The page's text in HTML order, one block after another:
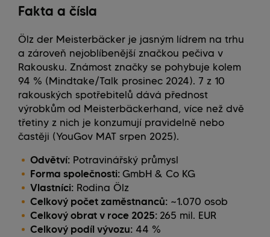
Fakta a čísla
Ölz der Meisterbäcker je jasným lídrem na trhu
a zároveň nejoblíbenější značkou pečiva v
Rakousku. Známost značky se pohybuje kolem
94 % (Mindtake/Talk prosinec 2024). 7 z 10
rakouských spotřebitelů dává přednost
výrobkům od Meisterbäckerhand, více než dvě
třetiny z nich je konzumují pravidelně nebo
častěji (YouGov MAT srpen 2025).
Odvětví: Potravinářský průmysl
Forma společnosti: GmbH & Co KG
Vlastníci: Rodina Ölz
Celkový počet zaměstnanců: ~1.070 osob
Celkový obrat v roce 2025: 265 mil. EUR
Celkový podíl vývozu: 44 %